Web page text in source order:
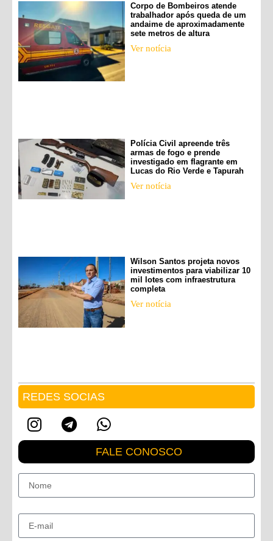
Corpo de Bombeiros atende
trabalhador após queda de um
andaime de aproximadamente
sete metros de altura
Ver notícia
Polícia Civil apreende três
armas de fogo e prende
investigado em flagrante em
Lucas do Rio Verde e Tapurah
Ver notícia
Wilson Santos projeta novos
investimentos para viabilizar 10
mil lotes com infraestrutura
completa
Ver notícia
REDES SOCIAS
FALE CONOSCO